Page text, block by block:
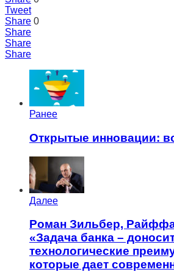
Tweet
Share 0
Share
Share
Share
Ранее
Открытые инновации:
Далее
Роман Зильбер,
«Задача банка –
технологические
которые дает